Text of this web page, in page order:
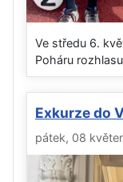
Ve středu 6.
Poháru
Exkurze do
pátek, 08